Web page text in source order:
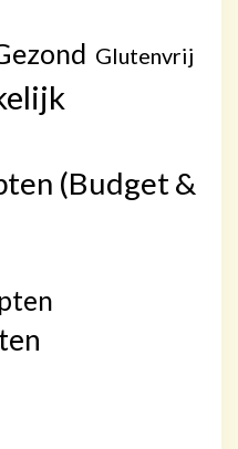
Glutenvrij
(Budget &